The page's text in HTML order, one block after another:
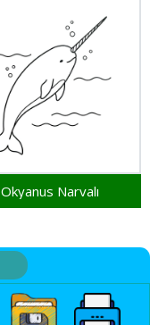
Okyanus Narvalı